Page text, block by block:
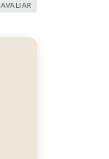
AVALIAR